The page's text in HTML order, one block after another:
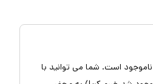
است. شما می توانید با